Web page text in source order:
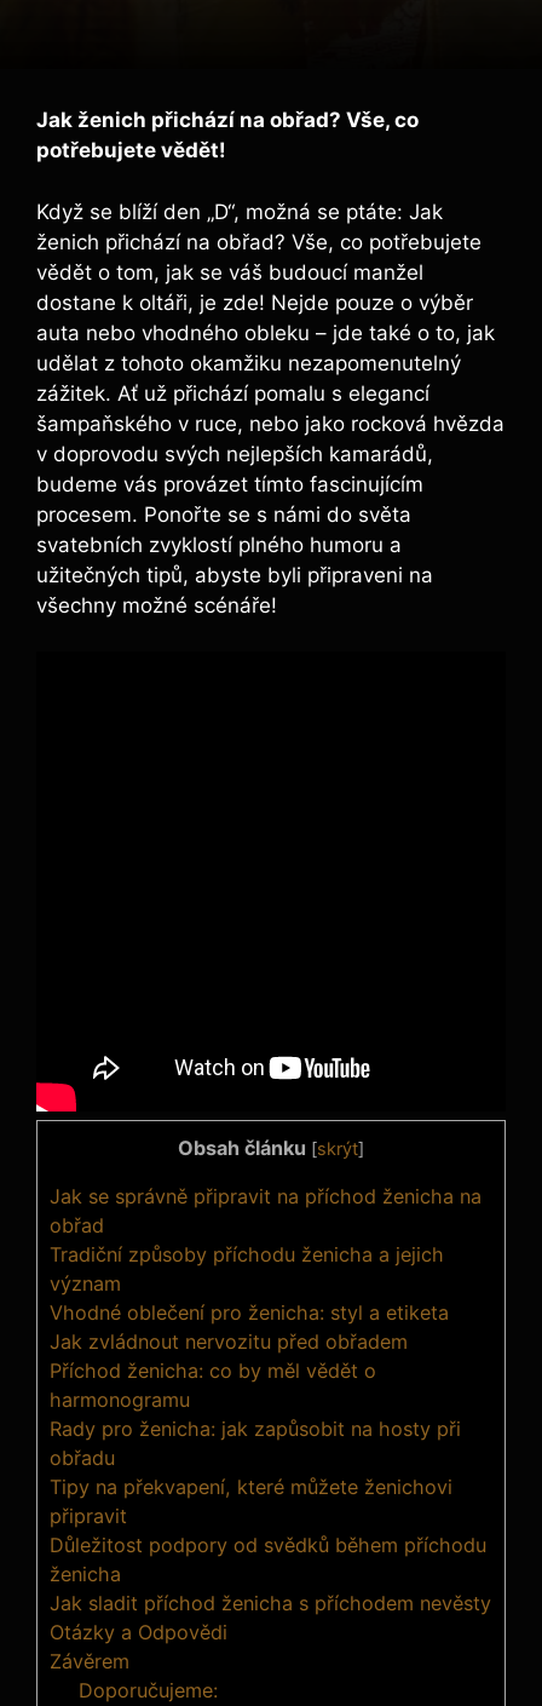
Jak ženich přichází na obřad? Vše, co
potřebujete vědět!
Když se blíží den „D“, možná se ptáte: Jak
ženich přichází na obřad? Vše, co potřebujete
vědět o tom, jak se váš budoucí manžel
dostane k oltáři, je zde! Nejde pouze o výběr
auta nebo vhodného obleku – jde také o to, jak
udělat z tohoto okamžiku nezapomenutelný
zážitek. Ať už přichází pomalu s elegancí
šampaňského v ruce, nebo jako rocková hvězda
v doprovodu svých nejlepších kamarádů,
budeme vás provázet tímto fascinujícím
procesem. Ponořte se s námi do světa
svatebních zvyklostí plného humoru a
užitečných tipů, abyste byli připraveni na
všechny možné scénáře!
Obsah článku [skrýt]
Jak se správně připravit na příchod ženicha na
obřad
Tradiční způsoby příchodu ženicha a jejich
význam
Vhodné oblečení pro ženicha: styl a etiketa
Jak zvládnout nervozitu před obřadem
Příchod ženicha: co by měl vědět o
harmonogramu
Rady pro ženicha: jak zapůsobit na hosty při
obřadu
Tipy na překvapení, které můžete ženichovi
připravit
Důležitost podpory od svědků během příchodu
ženicha
Jak sladit příchod ženicha s příchodem nevěsty
Otázky a Odpovědi
Závěrem
Doporučujeme: